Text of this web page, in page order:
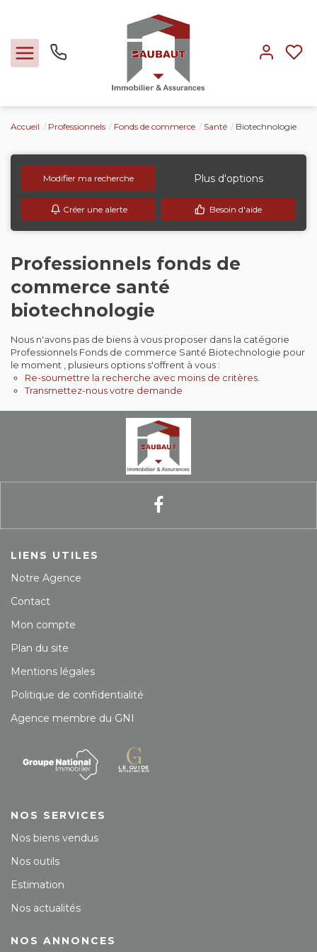
Locations
Expertise
Nos métiers
L'agence
Contact
Extranet
Estimation
Accueil Professionnels Fonds de commerce Santé Biotechnologie
Modifier ma recherche Plus d'options
Créer une alerte Besoin d'aide
Professionnels fonds de
commerce santé
biotechnologie
Nous n'avons pas de biens à vous proposer dans la catégorie
Professionnels Fonds de commerce Santé Biotechnologie pour
le moment , plusieurs options s'offrent à vous :
Re-soumettre la recherche avec moins de critères.
Transmettez-nous votre demande
LIENS UTILES
Notre Agence
Contact
Mon compte
Plan du site
Mentions légales
Politique de confidentialité
Agence membre du GNI
NOS SERVICES
Nos biens vendus
Nos outils
Estimation
Nos actualités
NOS ANNONCES